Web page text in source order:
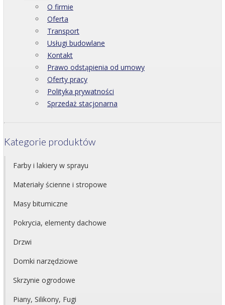
O firmie
Oferta
Transport
Usługi budowlane
Kontakt
Prawo odstąpienia od umowy
Oferty pracy
Polityka prywatności
Sprzedaż stacjonarna
Kategorie produktów
Farby i lakiery w sprayu
Materiały ścienne i stropowe
Masy bitumiczne
Pokrycia, elementy dachowe
Drzwi
Domki narzędziowe
Skrzynie ogrodowe
Piany, Silikony, Fugi